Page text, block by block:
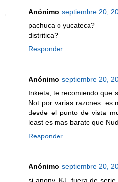
Anónimo septiembre 20,
pachuca o yucateca?
distritica?
Responder
Anónimo septiembre 20,
Inkieta, te recomiendo que
Not por varias razones: es
desde el punto de vista
least es mas barato que
Responder
Anónimo septiembre 20,
si anony. KJ, fuera de